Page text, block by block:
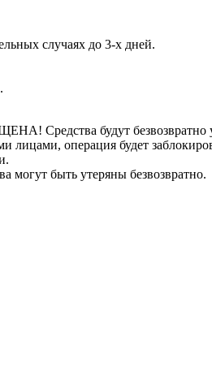
случаях до 3-х дней.
Средства будут безвозвратно
лицами, операция будет
могут быть утеряны безвозвратно.